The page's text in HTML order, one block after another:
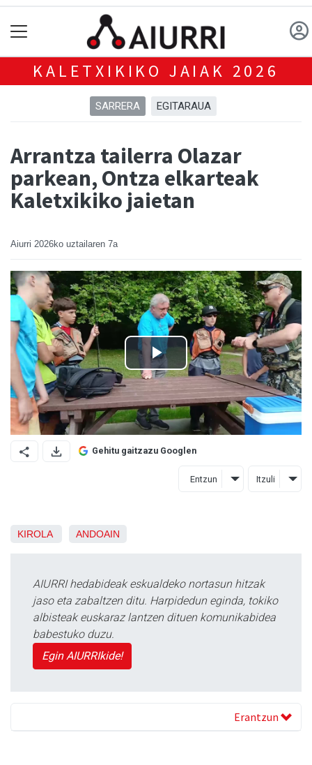
KALETXIKIKO JAIAK 2026
SARRERA EGITARAUA
Arrantza tailerra Olazar
parkean, Ontza elkarteak
Kaletxikiko jaietan
Aiurri 2026ko uztailaren 7a
Gehitu gaitzazu Googlen
Entzun Itzuli
KIROLA ANDOAIN
AIURRI hedabideak eskualdeko nortasun hitzak
jaso eta zabaltzen ditu. Harpidedun eginda, tokiko
albisteak euskaraz lantzen dituen komunikabidea
babestuko duzu.
Egin AIURRIkide!
Erantzun